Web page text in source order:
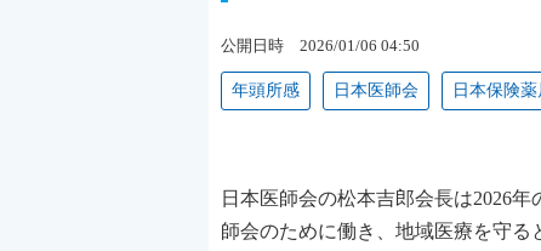
公開日時 2026/01/06 04:50
年頭所感 日本医師会 日本保険
日本医師会の松本吉郎会長は2026
師会のために働き、地域医療を守